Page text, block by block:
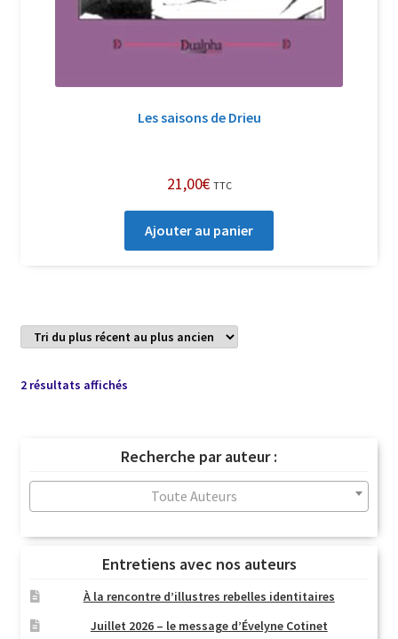
Les saisons de Drieu
21,00€ TTC
Ajouter au panier
2 résultats affichésTrié
au
plus
ancien
Recherche par auteur :
Toute Auteurs
Entretiens avec nos auteurs
À la rencontre d’illustres rebelles identitaires
Juillet 2026 – le message d’Évelyne Cotinet